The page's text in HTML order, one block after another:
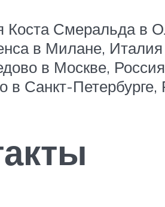
Коста Смеральда в
в Милане, Италия
в Москве, Россия
в Санкт-Петербурге,